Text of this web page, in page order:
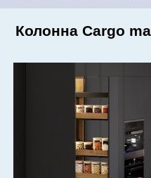
Колонна Cargo